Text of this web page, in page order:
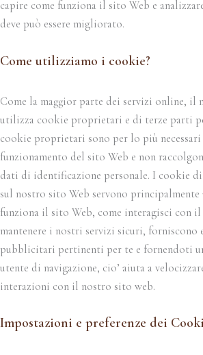
capire come funziona il sito Web e
deve può essere migliorato.
Come utilizziamo i cookie?
Come la maggior parte dei servizi online, il
utilizza cookie proprietari e di terze parti
cookie proprietari sono per lo più
funzionamento del sito Web e non
dati di identificazione personale. I cookie
sul nostro sito Web servono principalmente
funziona il sito Web, come interagisci con
mantenere i nostri servizi sicuri, forniscono
pubblicitari pertinenti per te e fornendoti
utente di navigazione, cio’ aiuta a
interazioni con il nostro sito web.
Impostazioni e preferenze dei